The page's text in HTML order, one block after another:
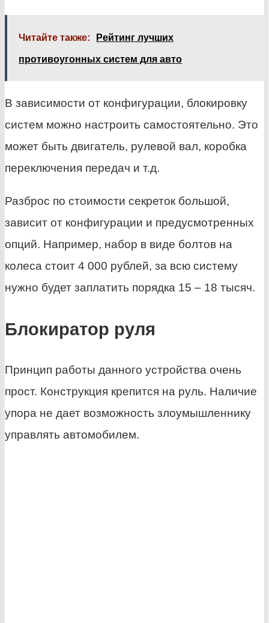
Читайте также: Рейтинг лучших
противоугонных систем для авто
В зависимости от конфигурации, блокировку
систем можно настроить самостоятельно. Это
может быть двигатель, рулевой вал, коробка
переключения передач и т.д.
Разброс по стоимости секреток большой,
зависит от конфигурации и предусмотренных
опций. Например, набор в виде болтов на
колеса стоит 4 000 рублей, за всю систему
нужно будет заплатить порядка 15 – 18 тысяч.
Блокиратор руля
Принцип работы данного устройства очень
прост. Конструкция крепится на руль. Наличие
упора не дает возможность злоумышленнику
управлять автомобилем.